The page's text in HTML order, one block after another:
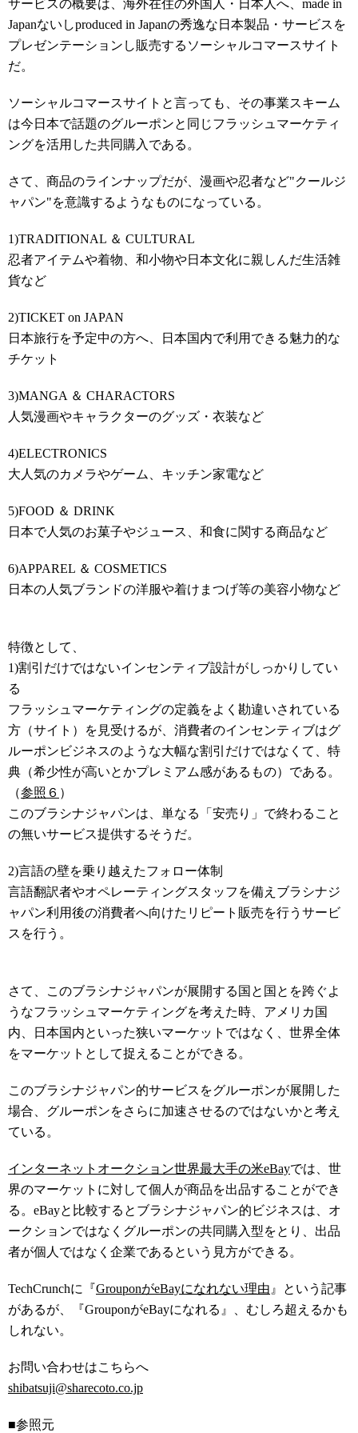
サービスの概要は、海外在住の外国人・日本人へ、made in
Japanないしproduced in Japanの秀逸な日本製品・サービスを
プレゼンテーションし販売するソーシャルコマースサイト
だ。
ソーシャルコマースサイトと言っても、その事業スキーム
は今日本で話題のグルーポンと同じフラッシュマーケティ
ングを活用した共同購入である。
さて、商品のラインナップだが、漫画や忍者など"クールジ
ャパン"を意識するようなものになっている。
1)TRADITIONAL ＆ CULTURAL
忍者アイテムや着物、和小物や日本文化に親しんだ生活雑
貨など
2)TICKET on JAPAN
日本旅行を予定中の方へ、日本国内で利用できる魅力的な
チケット
3)MANGA ＆ CHARACTORS
人気漫画やキャラクターのグッズ・衣装など
4)ELECTRONICS
大人気のカメラやゲーム、キッチン家電など
5)FOOD ＆ DRINK
日本で人気のお菓子やジュース、和食に関する商品など
6)APPAREL ＆ COSMETICS
日本の人気ブランドの洋服や着けまつげ等の美容小物など
特徴として、
1)割引だけではないインセンティブ設計がしっかりしてい
る
フラッシュマーケティングの定義をよく勘違いされている
方（サイト）を見受けるが、消費者のインセンティブはグ
ルーポンビジネスのような大幅な割引だけではなくて、特
典（希少性が高いとかプレミアム感があるもの）である。
（参照６ ）
このブラシナジャパンは、単なる「安売り」で終わること
の無いサービス提供するそうだ。
2)言語の壁を乗り越えたフォロー体制
言語翻訳者やオペレーティングスタッフを備えブラシナジ
ャパン利用後の消費者へ向けたリピート販売を行うサービ
スを行う。
さて、このブラシナジャパンが展開する国と国とを跨ぐよ
うなフラッシュマーケティングを考えた時、アメリカ国
内、日本国内といった狭いマーケットではなく、世界全体
をマーケットとして捉えることができる。
このブラシナジャパン的サービスをグルーポンが展開した
場合、グルーポンをさらに加速させるのではないかと考え
ている。
インターネットオークション世界最大手の米eBayでは、世
界のマーケットに対して個人が商品を出品することができ
る。eBayと比較するとブラシナジャパン的ビジネスは、オ
ークションではなくグルーポンの共同購入型をとり、出品
者が個人ではなく企業であるという見方ができる。
TechCrunchに『GrouponがeBayになれない理由 』という記事
があるが、『GrouponがeBayになれる』、むしろ超えるかも
しれない。
お問い合わせはこちらへ
shibatsuji@sharecoto.co.jp
■参照元